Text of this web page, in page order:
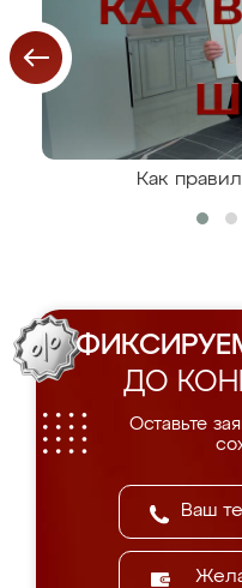
Как
ДО
Оставьте